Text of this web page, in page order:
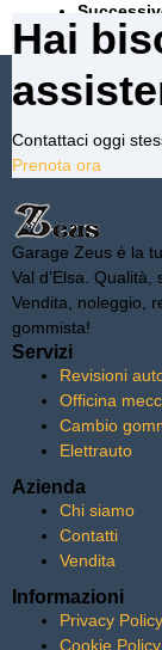
Senza
Hai
Contattaci oggi
Prenota ora
Garage Zeus è la
Val d’Elsa.
Vendita, noleggio,
gommista!
Servizi
Revisioni
Officina
Cambio
Elettrauto
Azienda
Chi siamo
Contatti
Vendita
Informazioni
Privacy Policy
Cookie Policy